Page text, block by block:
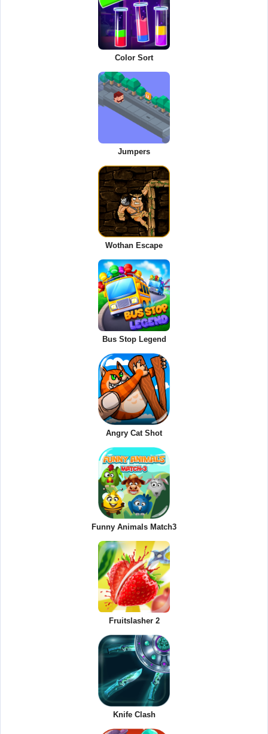
Color Sort
Jumpers
Wothan Escape
Bus Stop Legend
Angry Cat Shot
Funny Animals Match3
Fruitslasher 2
Knife Clash